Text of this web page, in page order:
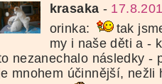
krasaka -
orinka:
tak
my i naše děti a -
nezanechalo následky -
mnohem účinnější, nežli